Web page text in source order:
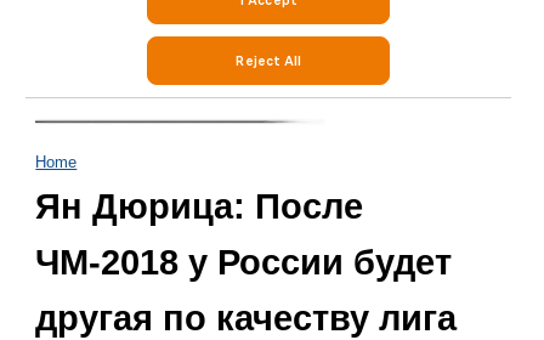
Home
Ян Дюрица: После
ЧМ-2018 у России будет
другая по качеству лига